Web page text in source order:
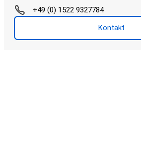
+49 (0) 1522 9327784
Kontakt